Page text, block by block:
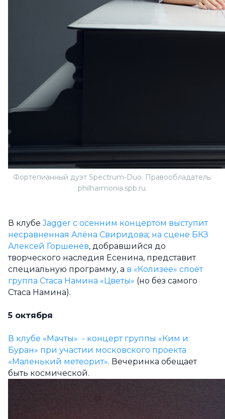
Фортепианный дуэт Spectrum-Duo. Правообладатель:
philharmonia.spb.ru.
В клубеJagger с осенним концертом выступит
несравненная Алёна Свиридова; на сцене БКЗ
Алексей Горшенёв, добравшийся до
творческого наследия Есенина, представит
специальную программу, а в «Колизее» споёт
группа Стаса Намина «Цветы» (но без самого
Стаса Намина).
5 октября
В клубе «Мачты» - концерт группы «Ким и
Буран» при участии московского проекта
«Маленький метеорит». Вечеринка обещает
быть космической.